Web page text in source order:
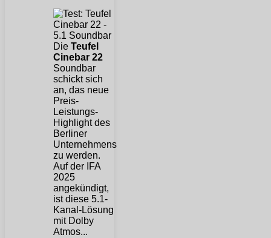
Die Teufel
Cinebar 22
Soundbar
schickt sich
an, das neue
Preis-
Leistungs-
Highlight des
Berliner
Unternehmens
zu werden.
Auf der IFA
2025
angekündigt,
ist diese 5.1-
Kanal-Lösung
mit Dolby
Atmos...